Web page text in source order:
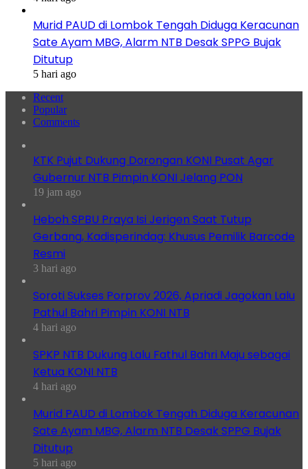
Murid PAUD di Lombok Tengah Diduga Keracunan
Sate Ayam MBG, Alarm NTB Desak SPPG Bujak
Ditutup
5 hari ago
Recent
Popular
Comments
KTK Pujut Dukung Dorongan KONI Pusat Agar
Gubernur NTB Pimpin KONI Jelang PON
19 jam ago
Heboh SPBU Praya Isi Jerigen Saat Tutup
Gerbang, Kadisperindag: Khusus Pemilik Barcode
Resmi
3 hari ago
Soroti Sukses Porprov 2026, Apriadi Jagokan Lalu
Pathul Bahri Pimpin KONI NTB
4 hari ago
SPKP NTB Dukung Lalu Fathul Bahri Maju sebagai
Ketua KONI NTB
4 hari ago
Murid PAUD di Lombok Tengah Diduga Keracunan
Sate Ayam MBG, Alarm NTB Desak SPPG Bujak
Ditutup
5 hari ago